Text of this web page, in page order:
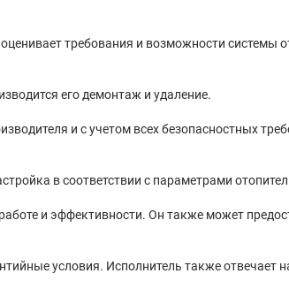
требования и возможности системы
его демонтаж и удаление.
и с учетом всех безопасностных
в соответствии с параметрами
и эффективности. Он также может
условия. Исполнитель также